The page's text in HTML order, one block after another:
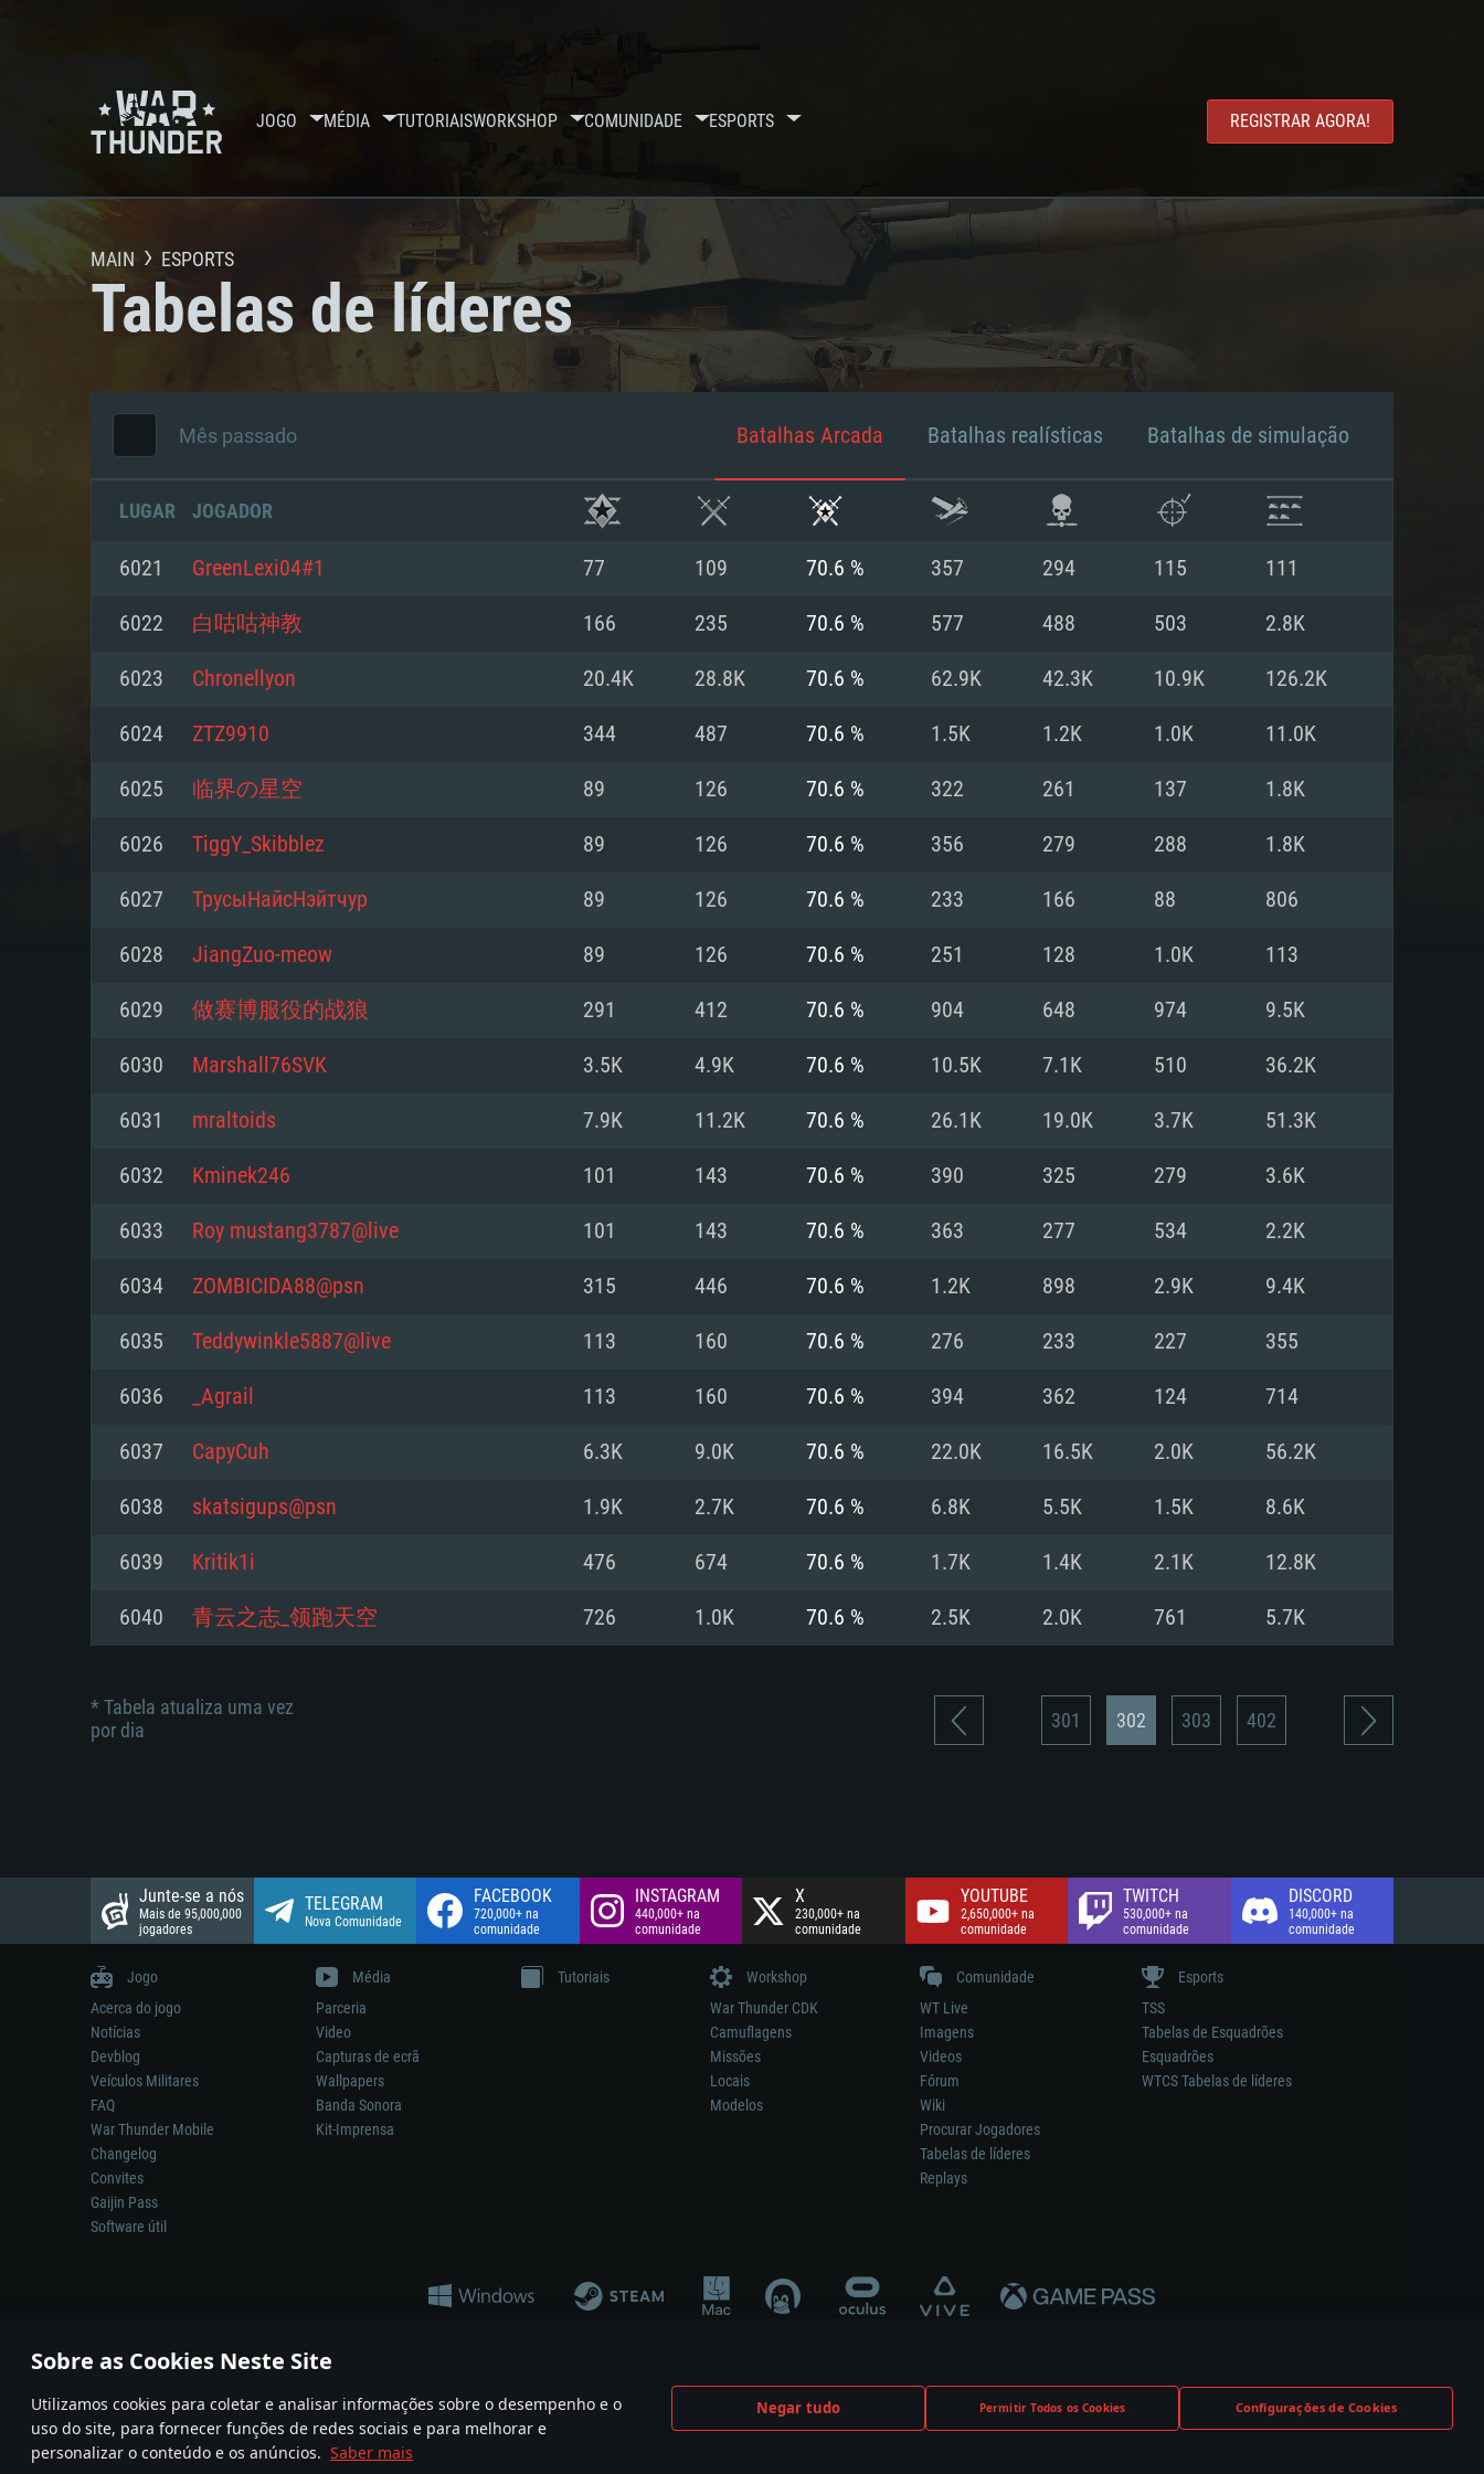
Sobre as Cookies Neste Site
Utilizamos cookies para coletar e analisar informações sobre o desempenho e o
uso do site, para fornecer funções de redes sociais e para melhorar e
personalizar o conteúdo e os anúncios. Saber mais
Negar tudo Permitir Todos os Cookies Configurações de Cookies
JOGO MÉDIA TUTORIAISWORKSHOP COMUNIDADE ESPORTS REGISTRAR AGORA!
REQUERIMENTOS DE SISTEMA
Mínimo
77XX / NVIDIA GeForce GTX 660. Resolução
mínima suportada: 720p
Network: Internet de banda larga.
Disco: 23,1 GB
Recomendado
superior
Memória: 16 GB ou mais
Placa Gráfica: Placa com DirectX 11 ou superior;
Nvidia GeForce 1060 ou superior, Radeon RX 570
Mínimo
mais recente
Processador: Core i5 2.2GHz mínimo (Intel Xeon
não suportado)
Memória: 6 GB
Placa Gráfica: Intel Iris Pro 5200 (Mac),
mínima suportada: 720p com suporte Metal.
Network: Internet de banda larga.
Disco: 21,5 GB
Recomendado
mais recente
Processador: Core i7 (Intel Xeon não suportado)
Memória: 8 GB
Placa Gráfica: Radeon Vega II ou superior com
suporte Metal.
Network: Internet de banda larga.
Disco: 60,2 GB
Mínimo
do Linux de 64bit
Processador: Dual-Core 2.4 GHz
Memória: 4 GB
Placa Gráfica: NVIDIA 660 com os drivers mais
recentes (não mais de 6 meses) / equivalentes
Vulkan (não mais de 6 meses); Resolução mínima
suportada: 720p.
Network: Internet de banda larga.
Disco: 21,5 GB
Recomendado
recentes (não mais de 6 meses) / equivalentes
AMD (Radeon RX 570) com os drivers mais
Vulkan.
Network: Internet de banda larga.
Disco: 60,2 GB
MAIN ESPORTS
Tabelas de líderes
Mês passado Batalhas Arcada Batalhas realísticas Batalhas de simulação
LUGAR JOGADOR
6021 GreenLexi04#1 77 109 70.6 % 357 294 115 111
6022 白咕咕神教 166 235 70.6 % 577 488 503 2.8K
6023 Chronellyon 20.4K 28.8K 70.6 % 62.9K 42.3K 10.9K 126.2K
6024 ZTZ9910 344 487 70.6 % 1.5K 1.2K 1.0K 11.0K
6025 临界の星空 89 126 70.6 % 322 261 137 1.8K
6026 TiggY_Skibblez 89 126 70.6 % 356 279 288 1.8K
6027 ТрусыНайсНэйтчур 89 126 70.6 % 233 166 88 806
6028 JiangZuo-meow 89 126 70.6 % 251 128 1.0K 113
6029 做赛博服役的战狼 291 412 70.6 % 904 648 974 9.5K
6030 Marshall76SVK 3.5K 4.9K 70.6 % 10.5K 7.1K 510 36.2K
6031 mraltoids 7.9K 11.2K 70.6 % 26.1K 19.0K 3.7K 51.3K
6032 Kminek246 101 143 70.6 % 390 325 279 3.6K
6033 Roy mustang3787@live 101 143 70.6 % 363 277 534 2.2K
6034 ZOMBICIDA88@psn 315 446 70.6 % 1.2K 898 2.9K 9.4K
6035 Teddywinkle5887@live 113 160 70.6 % 276 233 227 355
6036 _Agrail 113 160 70.6 % 394 362 124 714
6037 CapyCuh 6.3K 9.0K 70.6 % 22.0K 16.5K 2.0K 56.2K
6038 skatsigups@psn 1.9K 2.7K 70.6 % 6.8K 5.5K 1.5K 8.6K
6039 Kritik1i 476 674 70.6 % 1.7K 1.4K 2.1K 12.8K
6040 青云之志_领跑天空 726 1.0K 70.6 % 2.5K 2.0K 761 5.7K
* Tabela atualiza uma vez
por dia
301 302 303 402
Junte-se a nós
Mais de 95,000,000
jogadores
TELEGRAM
Nova Comunidade
FACEBOOK
720,000+ na
comunidade
INSTAGRAM
440,000+ na
comunidade
X
230,000+ na
comunidade
YOUTUBE
2,650,000+ na
comunidade
TWITCH
530,000+ na
comunidade
DISCORD
140,000+ na
comunidade
Jogo
Acerca do jogo
Notícias
Devblog
Veículos Militares
FAQ
War Thunder Mobile
Changelog
Convites
Gaijin Pass
Software útil
Média
Parceria
Video
Capturas de ecrã
Wallpapers
Banda Sonora
Kit-Imprensa
Tutoriais
Workshop
War Thunder CDK
Camuflagens
Missões
Locais
Modelos
Comunidade
WT Live
Imagens
Videos
Fórum
Wiki
Procurar Jogadores
Tabelas de líderes
Replays
Esports
TSS
Tabelas de Esquadrões
Esquadrões
WTCS Tabelas de líderes
A reprodução de qualquer sistema de armas ou veículo neste jogo não significa participação no desenvolvimento, patrocínio ou aval do respetivo construtor.
© 2011—2026 Gaijin Games Kft. All trademarks, logos and brand names are the property of their respective owners.
Termos e condições Termos de Serviço